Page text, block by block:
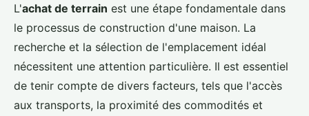
L'achat de terrain est une étape fondamentale dans
le processus de construction d'une maison. La
recherche et la sélection de l'emplacement idéal
nécessitent une attention particulière. Il est essentiel
de tenir compte de divers facteurs, tels que l'accès
aux transports, la proximité des commodités et